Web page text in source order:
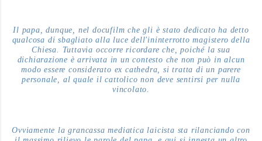
Il papa, dunque, nel docufilm che gli è stato dedicato ha detto
qualcosa di sbagliato alla luce dell'ininterrotto magistero della
Chiesa. Tuttavia occorre ricordare che, poiché la sua
dichiarazione è arrivata in un contesto che non può in alcun
modo essere considerato ex cathedra, si tratta di un parere
personale, al quale il cattolico non deve sentirsi per nulla
vincolato.
Ovviamente la grancassa mediatica laicista sta rilanciando con